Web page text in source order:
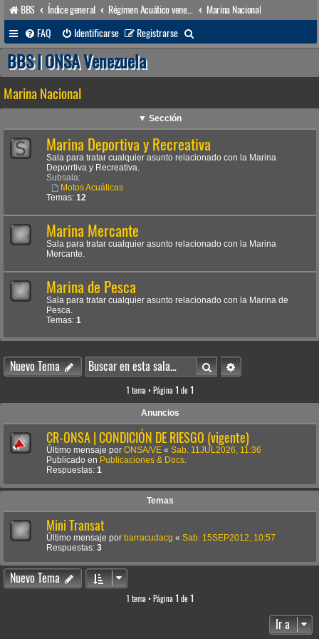
BBS Índice general Régimen Acuático venezolano
Marina Nacional
FAQ
Identificarse Registrarse
u
a
r
BBS | ONSA Venezuela
Marina Nacional
▼ Sección
Marina Deportiva y Recreativa
Sala para tratar cualquier asunto relacionado con la Marina
Deporrtiva y Recreativa.
Subsala:
Motos Acuáticas
Temas: 12
Marina Mercante
Sala para tratar cualquier asunto relacionado con la Marina
Mercante.
Marina de Pesca
Sala para tratar cualquier asunto relacionado con la Marina de
Pesca.
Temas: 1
Nuevo Tema BuscarBúsqueda avanzada
1 tema • Página 1 de 1
Anuncios
CR-ONSA | CONDICIÓN DE RIESGO (vigente)
Último mensaje por ONSA/VE « Sab. 11JUL2026, 11:36
Publicado en Publicaciones & Docs.
Respuestas: 1
Temas
Mini Transat
Último mensaje por barracudacg « Sab. 15SEP2012, 10:57
Respuestas: 3
Nuevo Tema
1 tema • Página 1 de 1
Ir a